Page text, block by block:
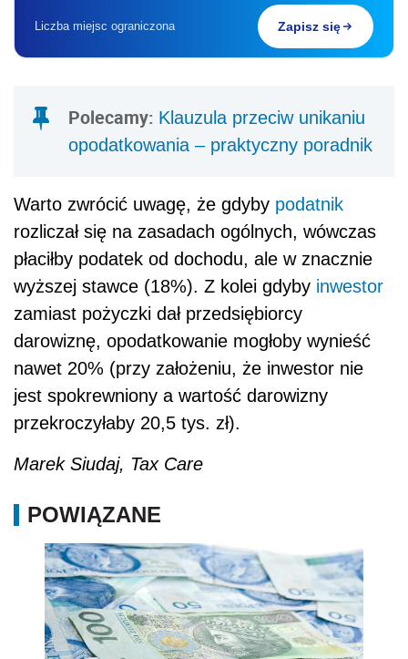
Liczba miejsc ograniczona Zapisz się
Polecamy: Klauzula przeciw unikaniu
opodatkowania – praktyczny poradnik
Warto zwrócić uwagę, że gdyby podatnik
rozliczał się na zasadach ogólnych, wówczas
płaciłby podatek od dochodu, ale w znacznie
wyższej stawce (18%). Z kolei gdyby inwestor
zamiast pożyczki dał przedsiębiorcy
darowiznę, opodatkowanie mogłoby wynieść
nawet 20% (przy założeniu, że inwestor nie
jest spokrewniony a wartość darowizny
przekroczyłaby 20,5 tys. zł).
Marek Siudaj, Tax Care
POWIĄZANE